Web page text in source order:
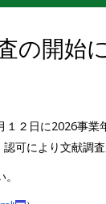
の開始
２日に2026事
可により文献調査